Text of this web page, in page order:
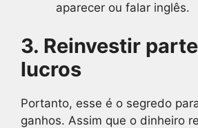
aparecer ou falar inglês.
3. Reinvestir
lucros
Portanto, esse é o segredo
ganhos. Assim que o dinheiro